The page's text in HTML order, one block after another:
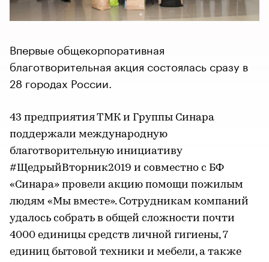
Впервые общекорпоративная
благотворительная акция состоялась сразу в
28 городах России.
43 предприятия ТМК и Группы Синара
поддержали международную
благотворительную инициативу
#ЩедрыйВторник2019 и совместно с БФ
«Синара» провели акцию помощи пожилым
людям «Мы вместе». Сотрудникам компаний
удалось собрать в общей сложности почти
4000 единицы средств личной гигиены, 7
единиц бытовой техники и мебели, а также